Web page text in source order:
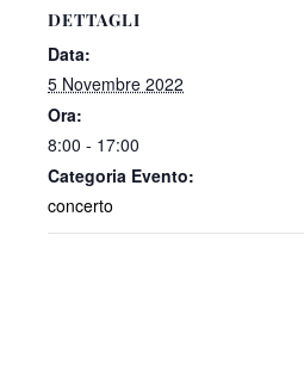
DETTAGLI
Data:
5 Novembre 2022
Ora:
8:00 - 17:00
Categoria Evento:
concerto